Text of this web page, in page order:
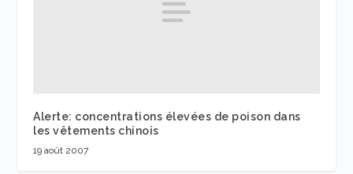
Alerte: concentrations élevées de poison dans
les vêtements chinois
19 août 2007